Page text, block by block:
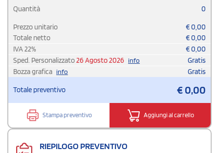
Quantità 0
Prezzo unitario €0,00
Totale netto
€0,00
IVA22% €0,00
Sped. Personalizzato26 Agosto 2026 info
Gratis
Bozza grafica info Gratis
Totale preventivo €0,00
Stampa preventivo Aggiungi al carrello
RIEPILOGO PREVENTIVO